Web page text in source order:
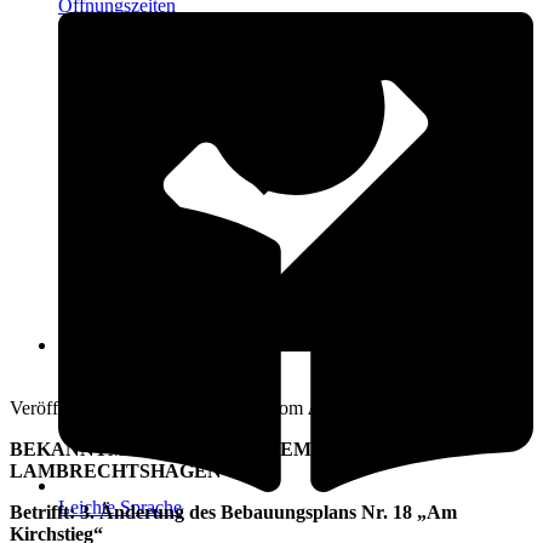
Öffnungszeiten
Leichte Sprache
Veröffentlicht am: 15. März 2022 vom Amt Warnow-West
BEKANNTMACHUNG DER GEMEINDE
LAMBRECHTSHAGEN
Betrifft: 3. Änderung des Bebauungsplans Nr. 18 „Am
Kirchstieg“